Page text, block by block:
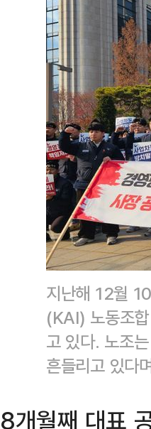
지난해 12월
(KAI) 노동조
고 있다. 노조
흔들리고 있다
8개월째 대표